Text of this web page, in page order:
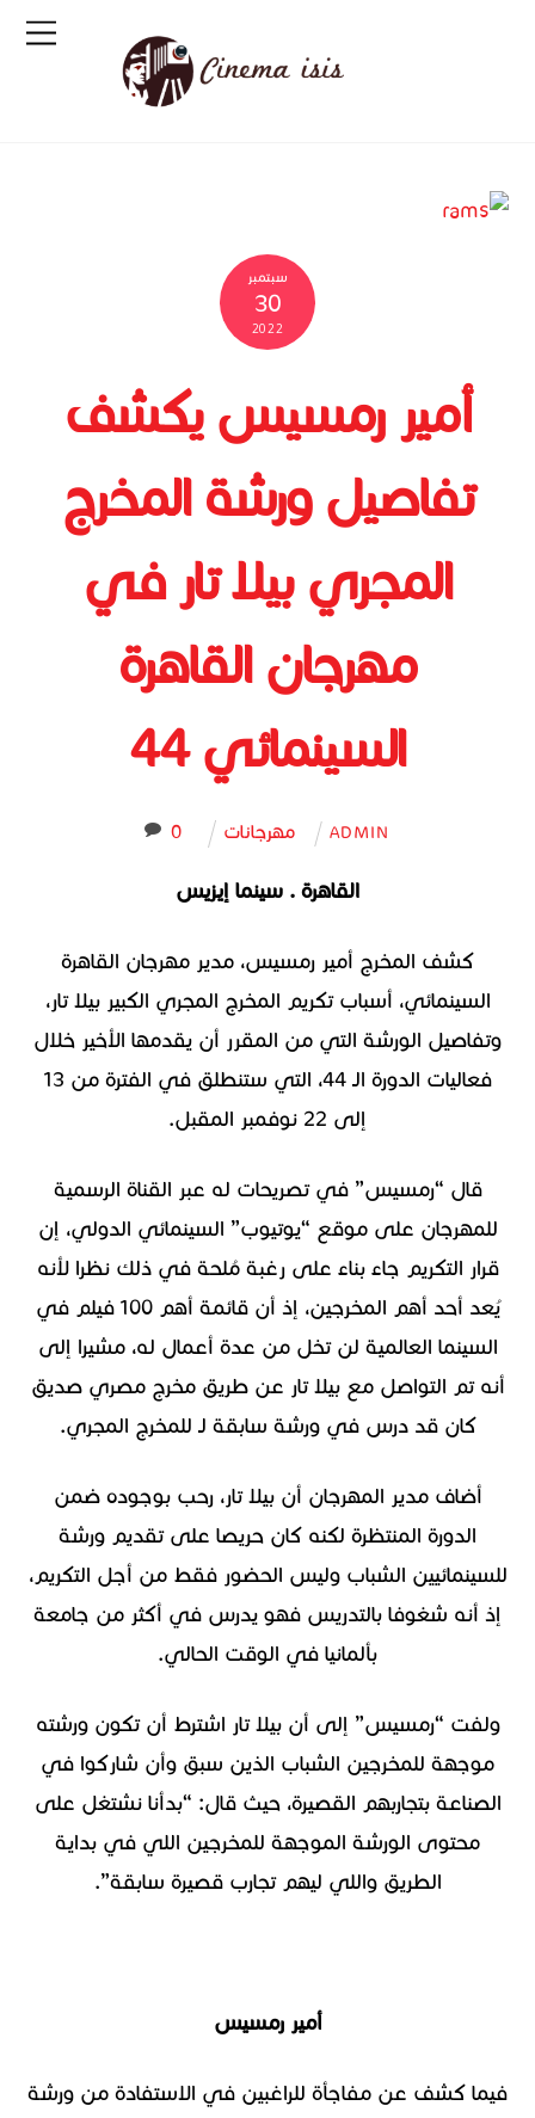
سبتمبر
30
2022
أمير رمسيس يكشف
تفاصيل ورشة المخرج
المجري بيلا تار في
مهرجان القاهرة
السينمائي 44
ADMIN مهرجانات 0
القاهرة . سينما إيزيس
كشف المخرج أمير رمسيس، مدير مهرجان القاهرة
السينمائي، أسباب تكريم المخرج المجري الكبير بيلا تار،
وتفاصيل الورشة التي من المقرر أن يقدمها الأخير خلال
فعاليات الدورة الـ 44، التي ستنطلق في الفترة من 13
إلى 22 نوفمبر المقبل.
قال “رمسيس” في تصريحات له عبر القناة الرسمية
للمهرجان على موقع “يوتيوب” السينمائي الدولي، إن
قرار التكريم جاء بناء على رغبة مُلحة في ذلك نظرا لأنه
يُعد أحد أهم المخرجين، إذ أن قائمة أهم 100 فيلم في
السينما العالمية لن تخل من عدة أعمال له، مشيرا إلى
أنه تم التواصل مع بيلا تار عن طريق مخرج مصري صديق
كان قد درس في ورشة سابقة لـ للمخرج المجري.
أضاف مدير المهرجان أن بيلا تار، رحب بوجوده ضمن
الدورة المنتظرة لكنه كان حريصا على تقديم ورشة
للسينمائيين الشباب وليس الحضور فقط من أجل التكريم،
إذ أنه شغوفا بالتدريس فهو يدرس في أكثر من جامعة
بألمانيا في الوقت الحالي.
ولفت “رمسيس” إلى أن بيلا تار اشترط أن تكون ورشته
موجهة للمخرجين الشباب الذين سبق وأن شاركوا في
الصناعة بتجاربهم القصيرة، حيث قال: “بدأنا نشتغل على
محتوى الورشة الموجهة للمخرجين اللي في بداية
الطريق واللي ليهم تجارب قصيرة سابقة”.
أمير رمسيس
فيما كشف عن مفاجأة للراغبين في الاستفادة من ورشة